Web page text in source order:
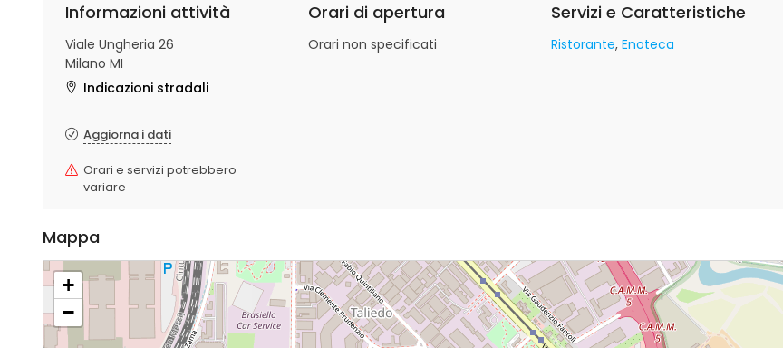
Informazioni attività
Viale Ungheria 26
Milano MI
Indicazioni stradali
Aggiorna i dati
Orari e servizi potrebbero
variare
Orari di apertura
Orari non specificati
Servizi e Caratteristiche
Ristorante Enoteca
Mappa
+
−